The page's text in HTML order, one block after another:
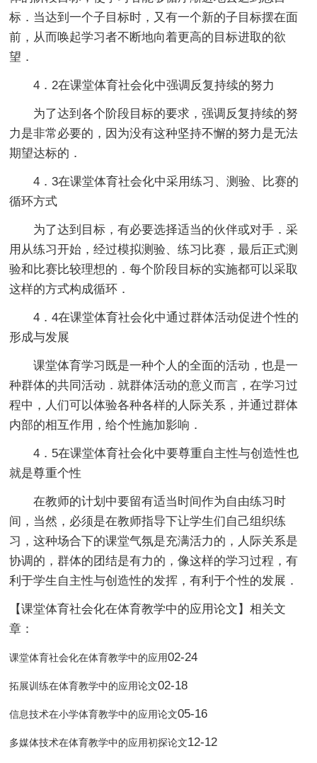
标．当达到一个子目标时，又有一个新的子目标摆在面
前，从而唤起学习者不断地向着更高的目标进取的欲
望．
4．2在课堂体育社会化中强调反复持续的努力
为了达到各个阶段目标的要求，强调反复持续的努
力是非常必要的，因为没有这种坚持不懈的努力是无法
期望达标的．
4．3在课堂体育社会化中采用练习、测验、比赛的
循环方式
为了达到目标，有必要选择适当的伙伴或对手．采
用从练习开始，经过模拟测验、练习比赛，最后正式测
验和比赛比较理想的．每个阶段目标的实施都可以采取
这样的方式构成循环．
4．4在课堂体育社会化中通过群体活动促进个性的
形成与发展
课堂体育学习既是一种个人的全面的活动，也是一
种群体的共同活动．就群体活动的意义而言，在学习过
程中，人们可以体验各种各样的人际关系，并通过群体
内部的相互作用，给个性施加影响．
4．5在课堂体育社会化中要尊重自主性与创造性也
就是尊重个性
在教师的计划中要留有适当时间作为自由练习时
间，当然，必须是在教师指导下让学生们自己组织练
习，这种场合下的课堂气氛是充满活力的，人际关系是
协调的，群体的团结是有力的，像这样的学习过程，有
利于学生自主性与创造性的发挥，有利于个性的发展．
【课堂体育社会化在体育教学中的应用论文】相关文
章：
课堂体育社会化在体育教学中的应用02-24
拓展训练在体育教学中的应用论文02-18
信息技术在小学体育教学中的应用论文05-16
多媒体技术在体育教学中的应用初探论文12-12